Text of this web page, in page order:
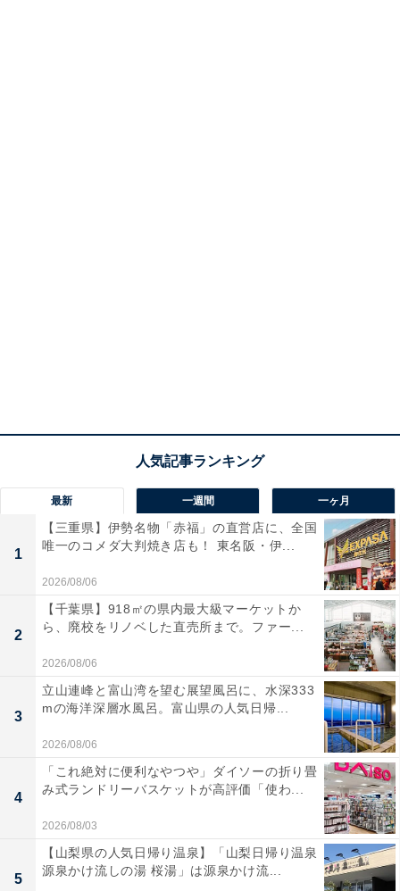
最新 一週間 一ヶ月
1
【三重県】伊勢名物「赤福」の直営店に、全国
唯一のコメダ大判焼き店も！ 東名阪・伊...
2026/08/06
2
【千葉県】918㎡の県内最大級マーケットか
ら、廃校をリノベした直売所まで。ファー...
2026/08/06
3
立山連峰と富山湾を望む展望風呂に、水深333
mの海洋深層水風呂。富山県の人気日帰...
2026/08/06
4
「これ絶対に便利なやつや」ダイソーの折り畳
み式ランドリーバスケットが高評価「使わ...
2026/08/03
5
【山梨県の人気日帰り温泉】「山梨日帰り温泉
源泉かけ流しの湯 桜湯」は源泉かけ流...